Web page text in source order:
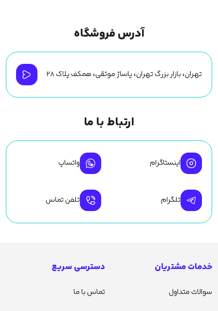
آدرس فروشگاه
تهران، بازار بزرگ تهران، پاساژ موثقی، همکف پلاک ۲۸
ارتباط با ما
اینستاگرام واتساپ
تلگرام تلفن تماس
خدمات مشتریان
سوالات متداول
دسترسی سریع
تماس با ما